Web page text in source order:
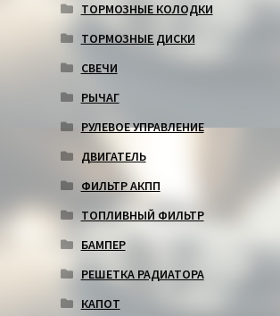
ТОРМОЗНЫЕ КОЛОДКИ
ТОРМОЗНЫЕ ДИСКИ
СВЕЧИ
РЫЧАГ
РУЛЕВОЕ УПРАВЛЕНИЕ
ДВИГАТЕЛЬ
ФИЛЬТР АКПП
ТОПЛИВНЫЙ ФИЛЬТР
БАМПЕР
РЕШЕТКА РАДИАТОРА
КАПОТ